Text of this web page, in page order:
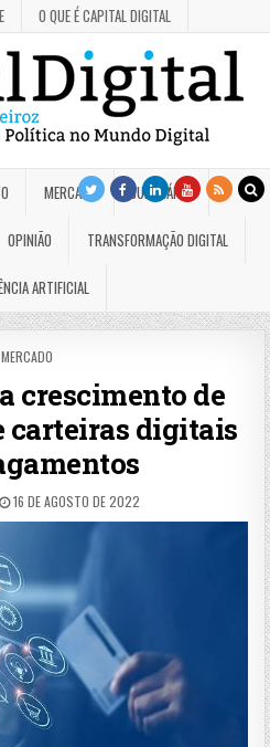
O QUE É CAPITAL DIGITAL
MERCADO JUDICIÁRIO
OPINIÃO TRANSFORMAÇÃO DIGITAL
ARTIFICIAL
POSTED
MERCADO
crescimento de
carteiras digitais
16 DE AGOSTO DE 2022